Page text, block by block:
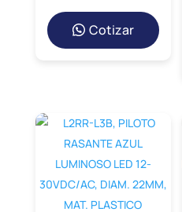
tanto a tu personal
equipos conectados
Cotizar